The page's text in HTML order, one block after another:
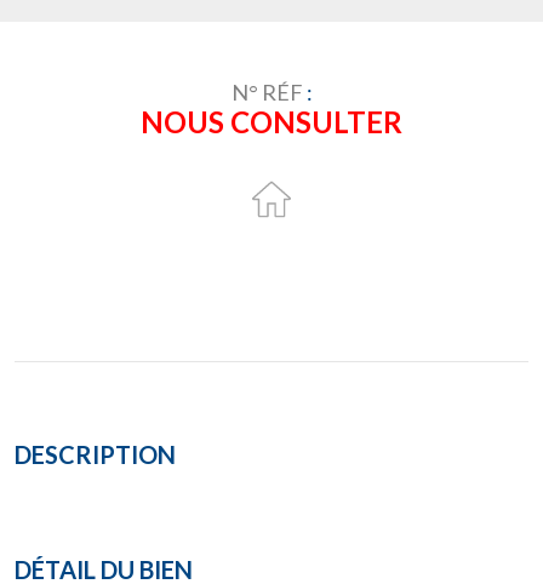
N° RÉF :
NOUS CONSULTER
DESCRIPTION
DÉTAIL DU BIEN